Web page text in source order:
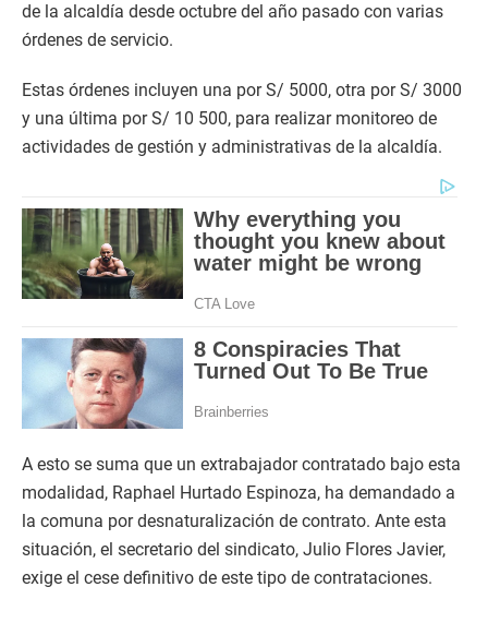
de la alcaldía desde octubre del año pasado con varias
órdenes de servicio.
Estas órdenes incluyen una por S/ 5000, otra por S/ 3000
y una última por S/ 10 500, para realizar monitoreo de
actividades de gestión y administrativas de la alcaldía.
A esto se suma que un extrabajador contratado bajo esta
modalidad, Raphael Hurtado Espinoza, ha demandado a
la comuna por desnaturalización de contrato. Ante esta
situación, el secretario del sindicato, Julio Flores Javier,
exige el cese definitivo de este tipo de contrataciones.